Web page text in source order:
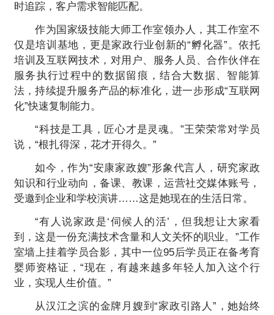
时追踪，客户需求智能匹配。
作为国家级技能大师工作室领办人，其工作室不
仅是培训基地，更是家政行业创新的“孵化器”。依托
培训及互联网技术，对用户、服务人员、合作伙伴在
服务执行过程中的数据留痕，结合大数据、智能算
法，持续提升服务产品的标准化，进一步形成“互联网
化”快速复制能力。
“科技是工具，匠心才是灵魂。”王荣荣常对学员
说，“根扎得深，花才开得久。”
如今，作为“安康家政嫂”形象代言人，研究家政
知识和行业动向，备课、教课，运营社交媒体账号，
受邀到企业和学校演讲……这是她现在的生活日常。
“有人说家政是‘伺候人的活’，但我想让大家看
到，这是一份充满技术含量和人文关怀的职业。”工作
室墙上挂着学员合影，其中一位95后学员正在备考育
婴师资格证，“现在，有越来越多年轻人加入这个行
业，实现人生价值。”
从汉江之滨的金牌月嫂到“家政引路人”，她始终